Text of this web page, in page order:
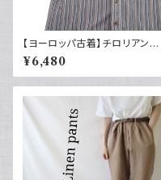
【ヨーロッパ古着】チロリアンシ
ャツ 半袖 古着 ストライプ レト
ロ ユーロ古着 ボックスシルエッ
ト
¥6,480